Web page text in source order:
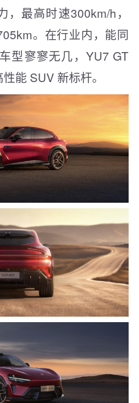
最高时速300km/h，
。在行业内，能同
型寥寥无几，YU7 GT
能 SUV 新标杆。